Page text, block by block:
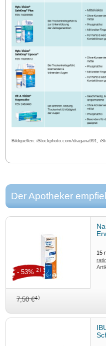
Bildquellen: iStockphoto.com/dragana991,
Der Apotheker
15
7,50 €4)
- 53% 2)